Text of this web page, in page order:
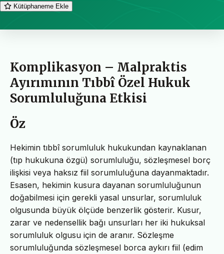
Kütüphaneme Ekle
Komplikasyon – Malpraktis
Ayırımının Tıbbî Özel Hukuk
Sorumluluğuna Etkisi
Öz
Hekimin tıbbî sorumluluk hukukundan kaynaklanan
(tıp hukukuna özgü) sorumluluğu, sözleşmesel borç
ilişkisi veya haksız fiil sorumluluğuna dayanmaktadır.
Esasen, hekimin kusura dayanan sorumluluğunun
doğabilmesi için gerekli yasal unsurlar, sorumluluk
olgusunda büyük ölçüde benzerlik gösterir. Kusur,
zarar ve nedensellik bağı unsurları her iki hukuksal
sorumluluk olgusu için de aranır. Sözleşme
sorumluluğunda sözleşmesel borca aykırı fiil (edim